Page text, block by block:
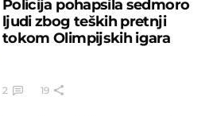
Policija pohapsila sedmoro
ljudi zbog teških pretnji
tokom Olimpijskih igara
2 19